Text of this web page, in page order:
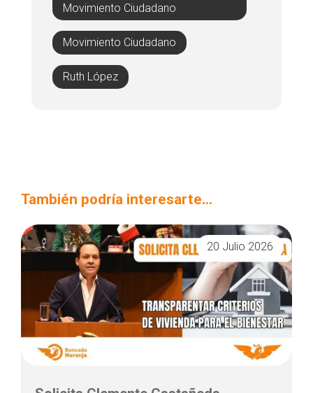
Movimiento Ciudadano
Movimiento Ciudadano
Ruth López
También podría interesarte...
20 Julio 2026